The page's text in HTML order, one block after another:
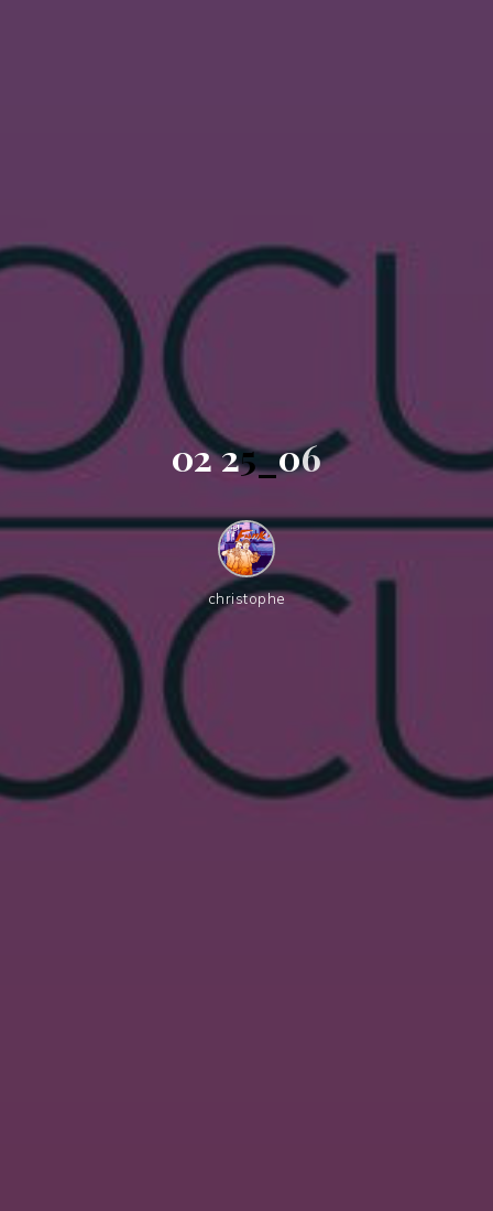
0225_06
christophe